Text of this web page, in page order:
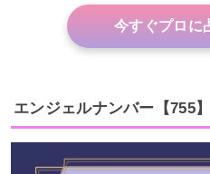
今すぐプロに
エンジェルナンバー【755